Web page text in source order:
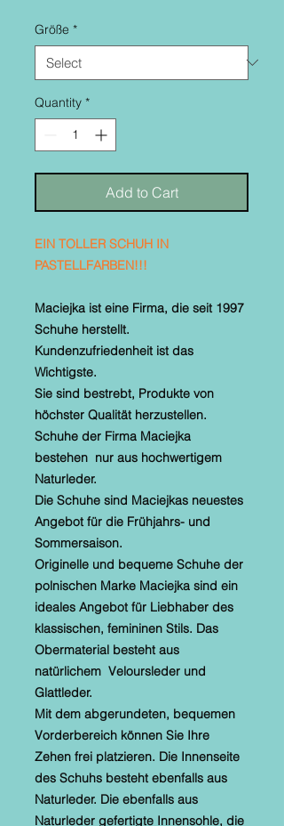
Größe *
Quantity *
Add to Cart
EIN TOLLER SCHUH IN
PASTELLFARBEN!!!
Maciejka ist eine Firma, die seit 1997
Schuhe herstellt.
Kundenzufriedenheit ist das
Wichtigste.
Sie sind bestrebt, Produkte von
höchster Qualität herzustellen.
Schuhe der Firma Maciejka
bestehen nur aus hochwertigem
Naturleder.
Die Schuhe sind Maciejkas neuestes
Angebot für die Frühjahrs- und
Sommersaison.
Originelle und bequeme Schuhe der
polnischen Marke Maciejka sind ein
ideales Angebot für Liebhaber des
klassischen, femininen Stils. Das
Obermaterial besteht aus
natürlichem Veloursleder und
Glattleder.
Mit dem abgerundeten, bequemen
Vorderbereich können Sie Ihre
Zehen frei platzieren. Die Innenseite
des Schuhs besteht ebenfalls aus
Naturleder. Die ebenfalls aus
Naturleder gefertigte Innensohle, die